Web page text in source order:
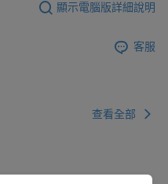
顯示電腦版詳細說明
客服
查看全部